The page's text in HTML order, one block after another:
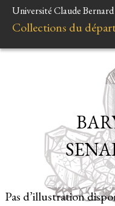
Université Claude
Collections du
Pas d’illustration